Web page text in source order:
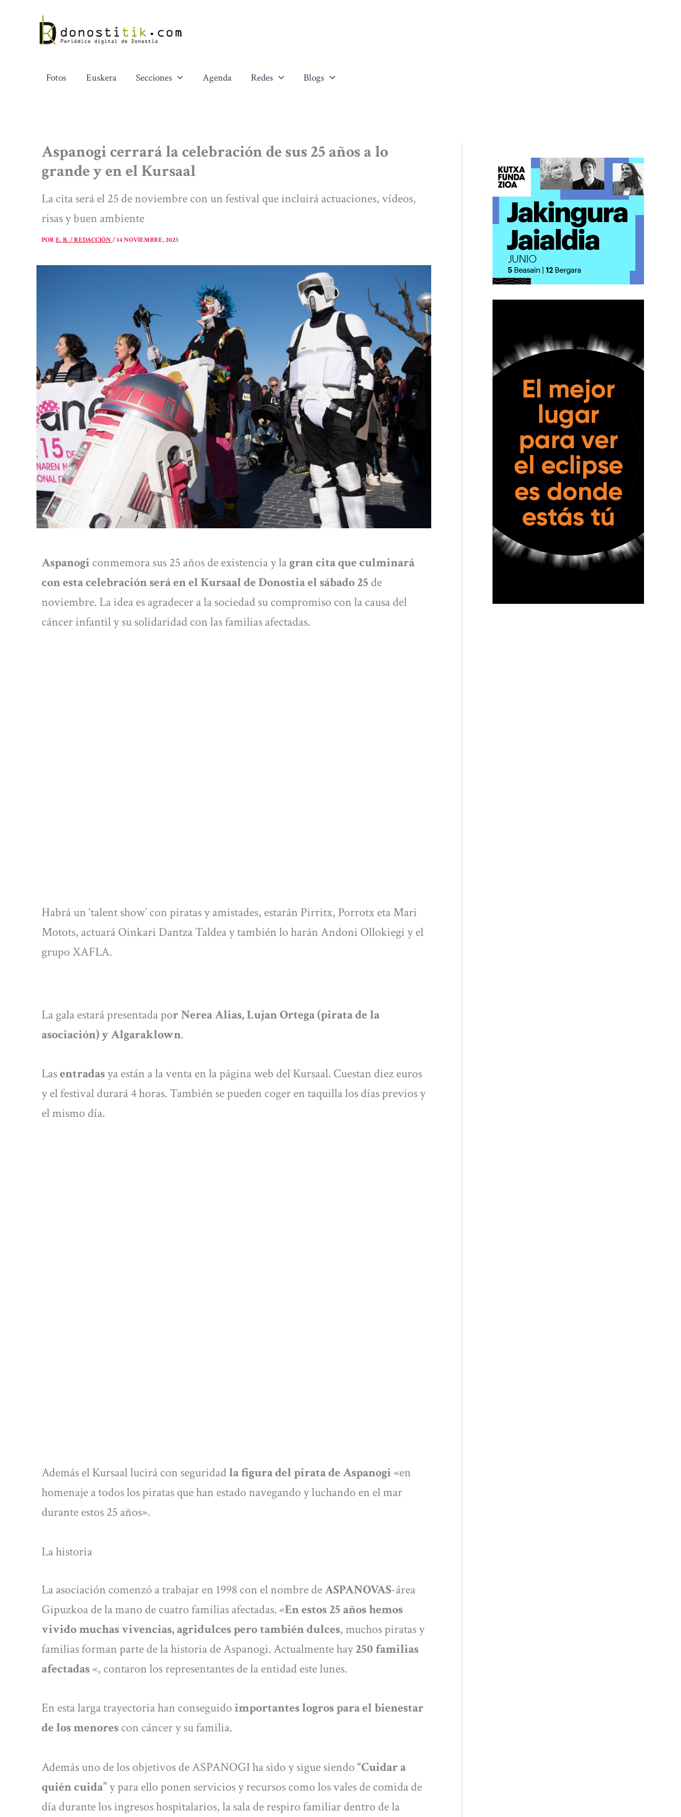
contenido
Fotos Euskera Secciones Agenda Redes Blogs
Aspanogi cerrará la celebración de sus 25 años a lo
grande y en el Kursaal
La cita será el 25 de noviembre con un festival que incluirá actuaciones, vídeos,
risas y buen ambiente
PORE. B. / REDACCIÓN/14 NOVIEMBRE, 2023
Aspanogi conmemora sus 25 años de existencia y lagran cita que culminará
con esta celebración será en el Kursaal de Donostia el sábado 25 de
noviembre. La idea es agradecer a la sociedad su compromiso con la causa del
cáncer infantil y su solidaridad con las familias afectadas.
Habrá un ‘talent show’ con piratas y amistades, estarán Pirritx, Porrotx eta Mari
Motots, actuará Oinkari Dantza Taldea y también lo harán Andoni Ollokiegi y el
grupo XAFLA.
La gala estará presentada por Nerea Alias, Lujan Ortega (pirata de la
asociación) y Algaraklown.
Lasentradasya están a la venta en la página web del Kursaal. Cuestan diez euros
y el festival durará 4 horas. También se pueden coger en taquilla los días previos y
el mismo día.
Además el Kursaal lucirá con seguridadla figura del pirata de Aspanogi«en
homenaje a todos los piratas que han estado navegando y luchando en el mar
durante estos 25 años».
La historia
La asociación comenzó a trabajar en 1998 con el nombre deASPANOVAS-área
Gipuzkoa de la mano de cuatro familias afectadas. «En estos 25 años hemos
vivido muchas vivencias, agridulces pero también dulces, muchos piratas y
familias forman parte de la historia de Aspanogi. Actualmente hay250 familias
afectadas«, contaron los representantes de la entidad este lunes.
En esta larga trayectoria han conseguidoimportantes logros para el bienestar
de los menorescon cáncer y su familia.
Además uno de los objetivos de ASPANOGI ha sido y sigue siendo“Cuidar a
quién cuida”y para ello ponen servicios y recursos como los vales de comida de
día durante los ingresos hospitalarios, la sala de respiro familiar dentro de la